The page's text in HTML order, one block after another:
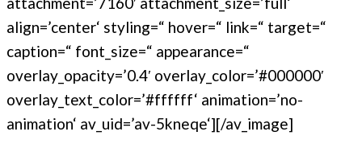
align=’center‘ styling=“ hover=“ link=“ target=“
caption=“ font_size=“ appearance=“
overlay_opacity=’0.4′ overlay_color=’#000000′
overlay_text_color=’#ffffff‘ animation=’no-
animation‘ av_uid=’av-5kneqe‘][/av_image]